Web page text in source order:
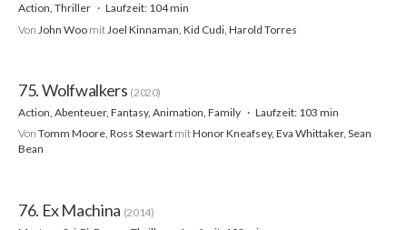
Action, Thriller
Laufzeit: 104 min
Von John Woo mit Joel Kinnaman, Kid Cudi, Harold Torres
75. Wolfwalkers (2020)
Action, Abenteuer, Fantasy, Animation, Family
Laufzeit: 103 min
Von Tomm Moore, Ross Stewart mitHonor Kneafsey, Eva Whittaker, Sean
Bean
76. Ex Machina (2014)